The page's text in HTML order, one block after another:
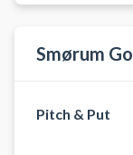
Smørum
Pitch & Put